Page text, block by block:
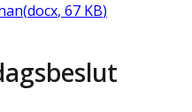
(docx, 67 KB)